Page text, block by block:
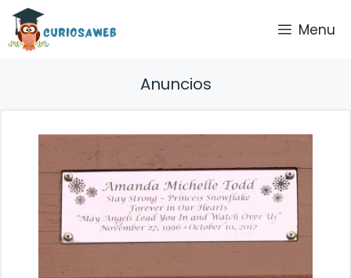
Saltar
contenido
Menu
Anuncios